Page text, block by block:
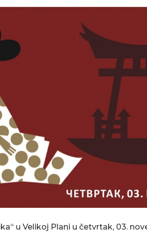
u Velikoj Plani u četvrtak, 03.